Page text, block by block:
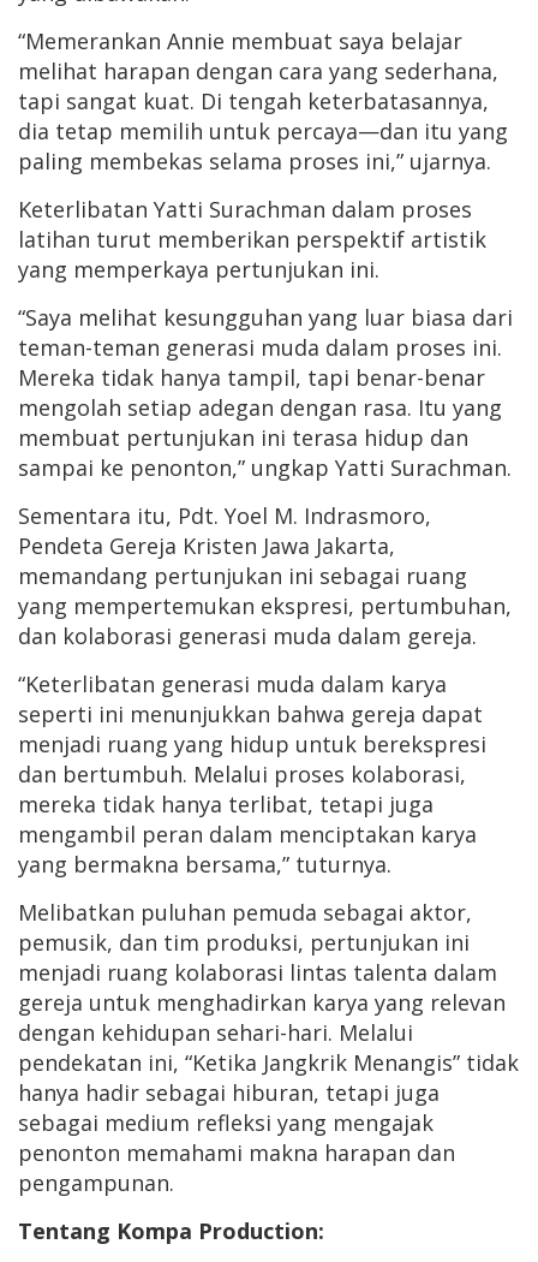
“Memerankan Annie membuat saya belajar
melihat harapan dengan cara yang sederhana,
tapi sangat kuat. Di tengah keterbatasannya,
dia tetap memilih untuk percaya—dan itu yang
paling membekas selama proses ini,” ujarnya.
Keterlibatan Yatti Surachman dalam proses
latihan turut memberikan perspektif artistik
yang memperkaya pertunjukan ini.
“Saya melihat kesungguhan yang luar biasa dari
teman-teman generasi muda dalam proses ini.
Mereka tidak hanya tampil, tapi benar-benar
mengolah setiap adegan dengan rasa. Itu yang
membuat pertunjukan ini terasa hidup dan
sampai ke penonton,” ungkap Yatti Surachman.
Sementara itu, Pdt. Yoel M. Indrasmoro,
Pendeta Gereja Kristen Jawa Jakarta,
memandang pertunjukan ini sebagai ruang
yang mempertemukan ekspresi, pertumbuhan,
dan kolaborasi generasi muda dalam gereja.
“Keterlibatan generasi muda dalam karya
seperti ini menunjukkan bahwa gereja dapat
menjadi ruang yang hidup untuk berekspresi
dan bertumbuh. Melalui proses kolaborasi,
mereka tidak hanya terlibat, tetapi juga
mengambil peran dalam menciptakan karya
yang bermakna bersama,” tuturnya.
Melibatkan puluhan pemuda sebagai aktor,
pemusik, dan tim produksi, pertunjukan ini
menjadi ruang kolaborasi lintas talenta dalam
gereja untuk menghadirkan karya yang relevan
dengan kehidupan sehari-hari. Melalui
pendekatan ini, “Ketika Jangkrik Menangis” tidak
hanya hadir sebagai hiburan, tetapi juga
sebagai medium refleksi yang mengajak
penonton memahami makna harapan dan
pengampunan.
Tentang Kompa Production: